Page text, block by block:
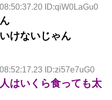
ID:qiW0LaGu0
けないじゃん
ID:zi57e7uG0
はいくら食っても太